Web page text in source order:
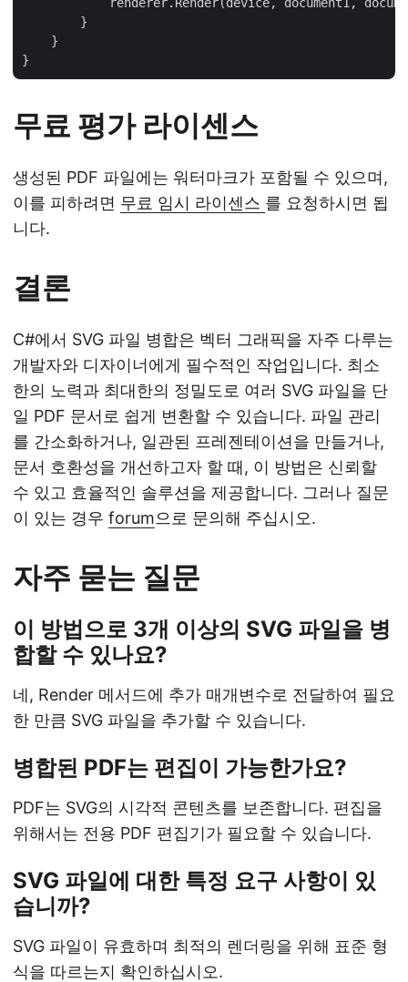
        }
    }
무료 평가 라이센스
생성된 PDF 파일에는 워터마크가 포함될 수 있으며,
이를 피하려면 무료 임시 라이센스 를 요청하시면 됩
니다.
결론
C#에서 SVG 파일 병합은 벡터 그래픽을 자주 다루는
개발자와 디자이너에게 필수적인 작업입니다. 최소
한의 노력과 최대한의 정밀도로 여러 SVG 파일을 단
일 PDF 문서로 쉽게 변환할 수 있습니다. 파일 관리
를 간소화하거나, 일관된 프레젠테이션을 만들거나,
문서 호환성을 개선하고자 할 때, 이 방법은 신뢰할
수 있고 효율적인 솔루션을 제공합니다. 그러나 질문
이 있는 경우 forum으로 문의해 주십시오.
자주 묻는 질문
이 방법으로 3개 이상의 SVG 파일을 병
합할 수 있나요?
네, Render 메서드에 추가 매개변수로 전달하여 필요
한 만큼 SVG 파일을 추가할 수 있습니다.
병합된 PDF는 편집이 가능한가요?
PDF는 SVG의 시각적 콘텐츠를 보존합니다. 편집을
위해서는 전용 PDF 편집기가 필요할 수 있습니다.
SVG 파일에 대한 특정 요구 사항이 있
습니까?
SVG 파일이 유효하며 최적의 렌더링을 위해 표준 형
식을 따르는지 확인하십시오.